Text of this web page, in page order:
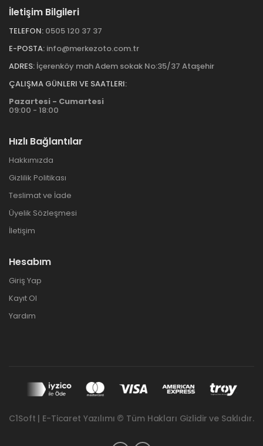
İletişim Bilgileri
TELEFON: 0505 120 37 37
E-POSTA: info@merkezoto.com.tr
ADRES: İçerenköy mah Adem sokak No:35/37 Ataşehir
ÇALIŞMA GÜNLERI VE SAATLERI:
Pazartesi - Cumartesi
09:00 - 18:00
Hızlı Bağlantılar
Hakkımızda
Gizlilik Politikası
Teslimat ve İade
Üyelik Sözleşmesi
İletişim
Hesabım
Giriş Yap
Kayıt Ol
Yardım
C1Soft | E-Ticaret Yazılımı © Tüm Hakları Gizlidir ve Saklıdır.